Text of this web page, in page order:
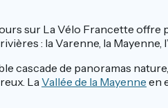
sur La Vélo Francette offre
: la Varenne, la Mayenne,
cascade de panoramas
LaVallée de la Mayenne en